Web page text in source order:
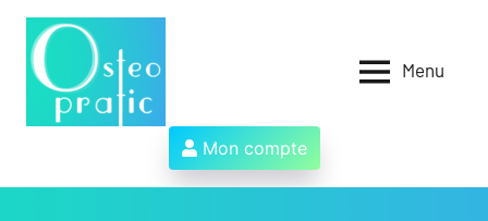
Aller
contenu
des
ostéopathes
et
Menu
Mon compte